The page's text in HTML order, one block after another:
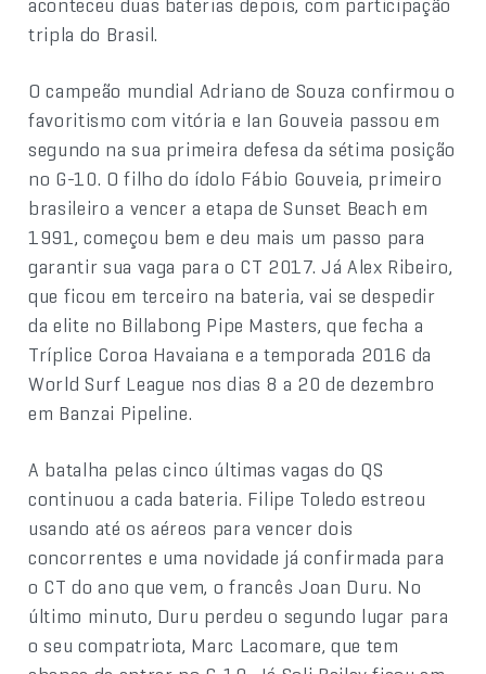
aconteceu duas baterias depois, com participação
tripla do Brasil.
O campeão mundial Adriano de Souza confirmou o
favoritismo com vitória e Ian Gouveia passou em
segundo na sua primeira defesa da sétima posição
no G-10. O filho do ídolo Fábio Gouveia, primeiro
brasileiro a vencer a etapa de Sunset Beach em
1991, começou bem e deu mais um passo para
garantir sua vaga para o CT 2017. Já Alex Ribeiro,
que ficou em terceiro na bateria, vai se despedir
da elite no Billabong Pipe Masters, que fecha a
Tríplice Coroa Havaiana e a temporada 2016 da
World Surf League nos dias 8 a 20 de dezembro
em Banzai Pipeline.
A batalha pelas cinco últimas vagas do QS
continuou a cada bateria. Filipe Toledo estreou
usando até os aéreos para vencer dois
concorrentes e uma novidade já confirmada para
o CT do ano que vem, o francês Joan Duru. No
último minuto, Duru perdeu o segundo lugar para
o seu compatriota, Marc Lacomare, que tem